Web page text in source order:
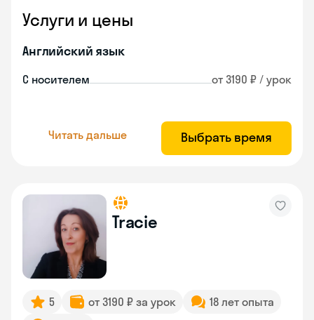
Услуги и цены
Английский язык
С носителем от 3190 ₽ / урок
Читать дальше Выбрать время
Tracie
5 от 3190 ₽ за урок
18 лет опыта